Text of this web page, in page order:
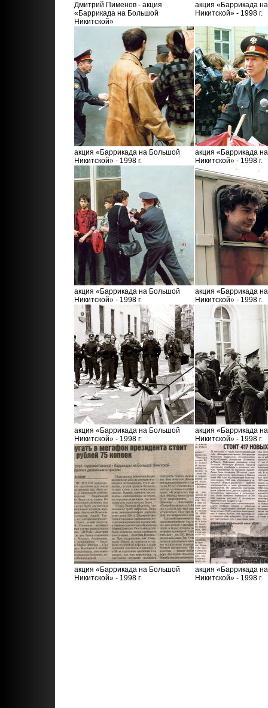
Дмитрий Пименов - акция
«Баррикада на Большой
Никитской»
акция «Баррикада
Никитской» - 1998 г.
акция «Баррикада на Большой
Никитской» - 1998 г.
акция «Баррикада
Никитской» - 1998 г.
акция «Баррикада на Большой
Никитской» - 1998 г.
акция «Баррикада
Никитской» - 1998 г.
акция «Баррикада на Большой
Никитской» - 1998 г.
акция «Баррикада
Никитской» - 1998 г.
акция «Баррикада на Большой
Никитской» - 1998 г.
акция «Баррикада
Никитской» - 1998 г.